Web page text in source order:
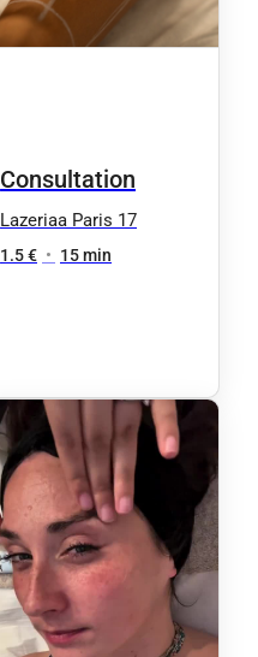
Consultation
Lazeriaa Paris 17
1.5 € • 15 min